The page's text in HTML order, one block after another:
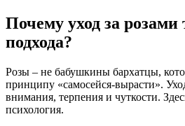
Почему уход за розами
подхода?
Розы – не бабушкины бархатцы,
принципу «самосейся-вырасти».
внимания, терпения и чуткости.
психология.